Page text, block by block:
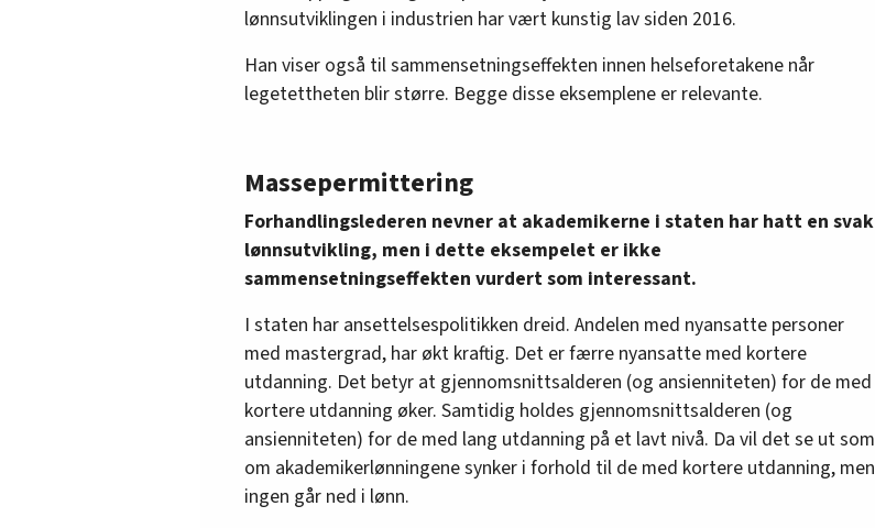
lønnsutviklingen i industrien har vært kunstig lav siden 2016.
Han viser også til sammensetningseffekten innen helseforetakene når
legetettheten blir større. Begge disse eksemplene er relevante.
Massepermittering
Forhandlingslederen nevner at akademikerne i staten har hatt en svak
lønnsutvikling, men i dette eksempelet er ikke
sammensetningseffekten vurdert som interessant.
I staten har ansettelsespolitikken dreid. Andelen med nyansatte personer
med mastergrad, har økt kraftig. Det er færre nyansatte med kortere
utdanning. Det betyr at gjennomsnittsalderen (og ansienniteten) for de med
kortere utdanning øker. Samtidig holdes gjennomsnittsalderen (og
ansienniteten) for de med lang utdanning på et lavt nivå. Da vil det se ut som
om akademikerlønningene synker i forhold til de med kortere utdanning, men
ingen går ned i lønn.